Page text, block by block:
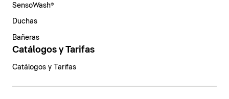
SensoWash®
Duchas
Bañeras
Catálogos y Tarifas
Catálogos y Tarifas